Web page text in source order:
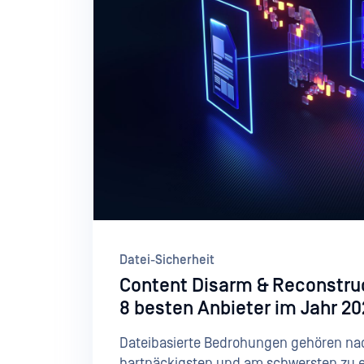
Datei-Sicherheit
Content Disarm &
8 besten Anbieter im Jahr
Dateibasierte Bedrohungen gehören